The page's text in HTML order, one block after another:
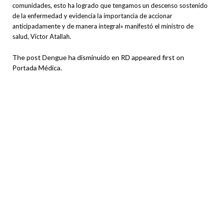
comunidades, esto ha logrado que tengamos un descenso sostenido
de la enfermedad y evidencia la importancia de accionar
anticipadamente y de manera integral» manifestó el ministro de
salud, Víctor Atallah.
The post Dengue ha disminuido en RD appeared first on
Portada Médica.